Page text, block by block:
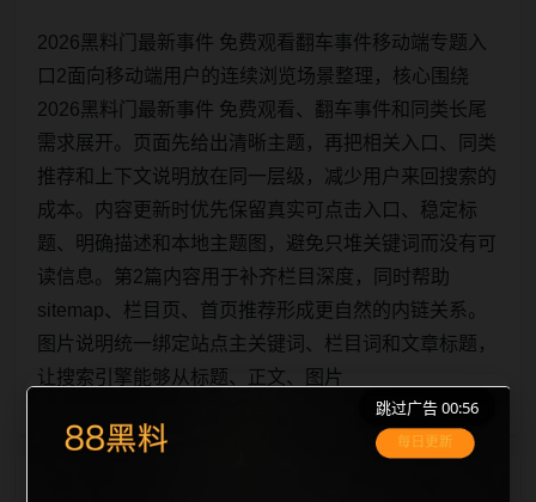
2026黑料门最新事件 免费观看翻车事件移动端专题入
口2面向移动端用户的连续浏览场景整理，核心围绕
2026黑料门最新事件 免费观看、翻车事件和同类长尾
需求展开。页面先给出清晰主题，再把相关入口、同类
推荐和上下文说明放在同一层级，减少用户来回搜索的
成本。内容更新时优先保留真实可点击入口、稳定标
题、明确描述和本地主题图，避免只堆关键词而没有可
读信息。第2篇内容用于补齐栏目深度，同时帮助
sitemap、栏目页、首页推荐形成更自然的内链关系。
图片说明统一绑定站点主关键词、栏目词和文章标题，
让搜索引擎能够从标题、正文、图片
跳过广告 00:56